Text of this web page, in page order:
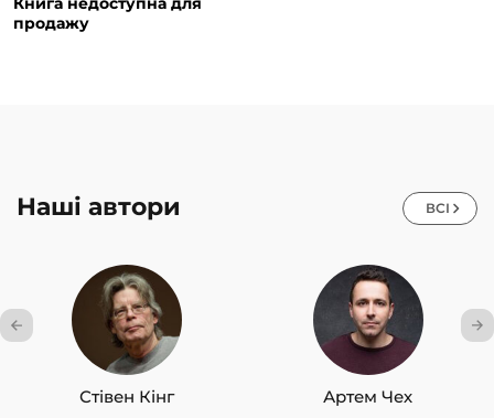
продажу
Наші автори ВСІ
Стівен Кінг Артем Чех